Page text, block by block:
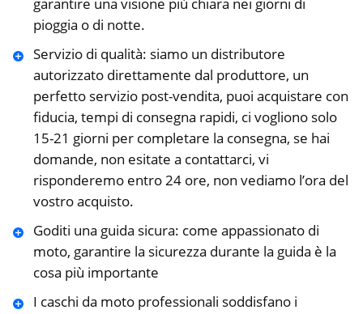
garantire una visione più chiara nei giorni di
pioggia o di notte.
Servizio di qualità: siamo un distributore
autorizzato direttamente dal produttore, un
perfetto servizio post-vendita, puoi acquistare con
fiducia, tempi di consegna rapidi, ci vogliono solo
15-21 giorni per completare la consegna, se hai
domande, non esitate a contattarci, vi
risponderemo entro 24 ore, non vediamo l’ora del
vostro acquisto.
Goditi una guida sicura: come appassionato di
moto, garantire la sicurezza durante la guida è la
cosa più importante
I caschi da moto professionali soddisfano i